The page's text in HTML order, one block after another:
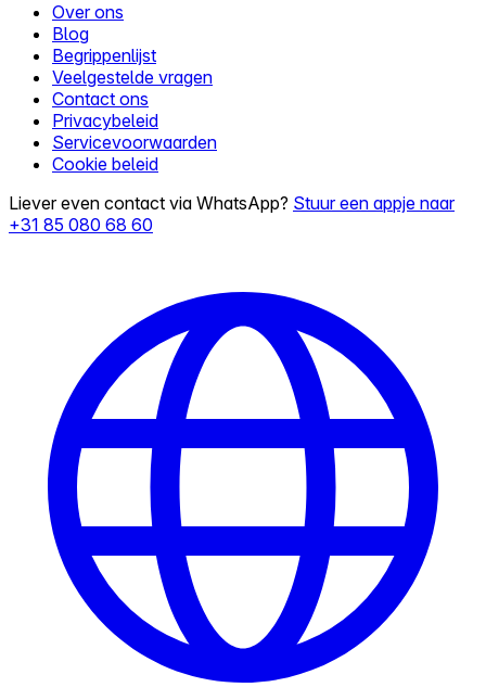
Over ons
Blog
Begrippenlijst
Veelgestelde vragen
Contact ons
Privacybeleid
Servicevoorwaarden
Cookie beleid
Liever even contact via WhatsApp? Stuur een appje naar
+31 85 080 68 60